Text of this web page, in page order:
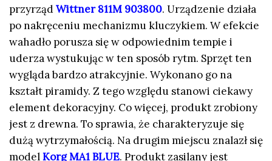
przyrządWittner 811M 903800. Urządzenie działa
po nakręceniu mechanizmu kluczykiem. W efekcie
wahadło porusza się w odpowiednim tempie i
uderza wystukując w ten sposób rytm. Sprzęt ten
wygląda bardzo atrakcyjnie. Wykonano go na
kształt piramidy. Z tego względu stanowi ciekawy
element dekoracyjny. Co więcej, produkt zrobiony
jest z drewna. To sprawia, że charakteryzuje się
dużą wytrzymałością. Na drugim miejscu znalazł się
modelKorg MA1 BLUE. Produkt zasilany jest